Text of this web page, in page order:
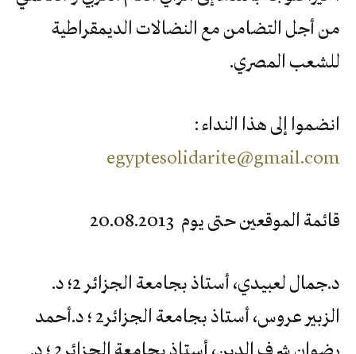
من أجل التضامن مع النضالات الديمقراطية
للشعب المصري.
انضموا إلى هذا النداء :
egyptesolidarite@gmail.com
قائمة الموقعين حتى يوم 20.08.2013
د.جمال لعبيدي، أستاذ بجامعة الجزائر 2؛ د.
الزبير عروس، أستاذ بجامعة الجزائر2 ؛ د.أحمد
رضوان شرف الدين، أستاذ بجامعة الجزائر2 ؛ د.